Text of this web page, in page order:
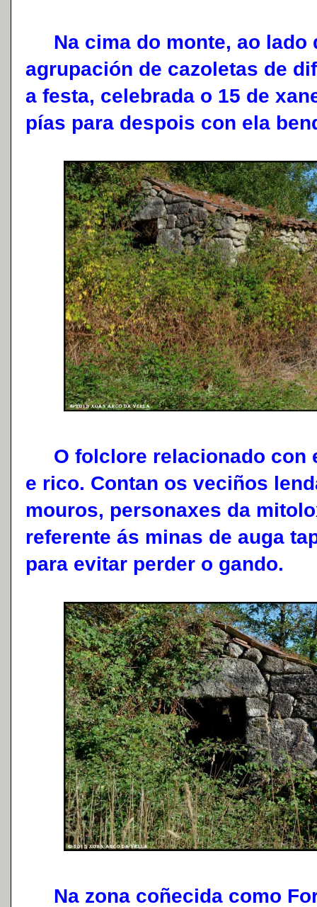
Na cima do monte, ao lado
agrupación de cazoletas de
a festa, celebrada o 15 de
pías para despois con ela
O folclore relacionado con
e rico. Contan os veciños
mouros, personaxes da
referente ás minas de auga
para evitar perder o gando.
Na zona coñecida como